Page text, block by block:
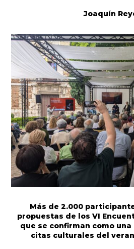
Joaquín
Más de 2.000
propuestas de los VI
que se confirman como
citas culturales del